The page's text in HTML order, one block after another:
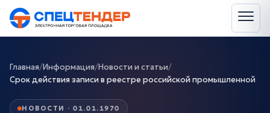
Главная/Информация/Новости и статьи/
Срок действия записи в реестре российской промышленной
НОВОСТИ · 01.01.1970